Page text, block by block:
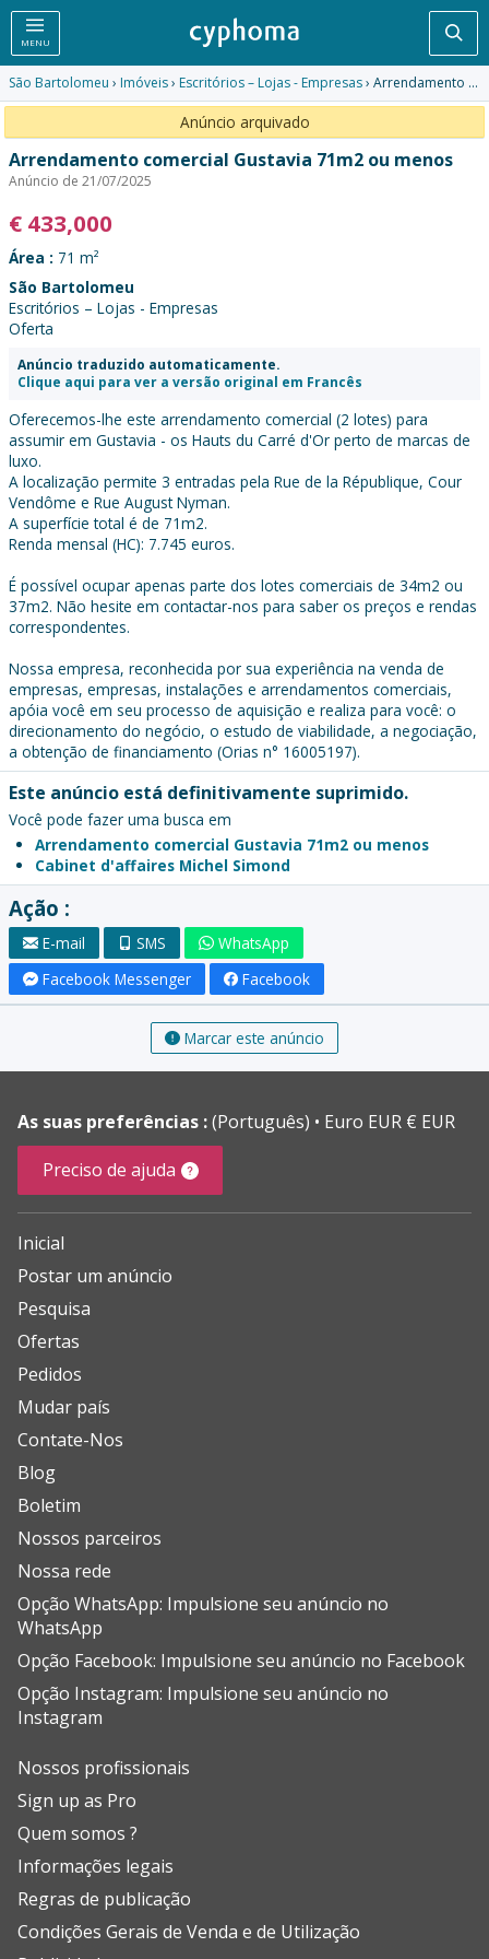
MENU
São Bartolomeu › Imóveis› Escritórios – Lojas - Empresas› Arrendamento comercial Gustavia 71m2 ou menos
Anúncio arquivado
Arrendamento comercial Gustavia 71m2 ou menos
Anúncio de 21/07/2025
€ 433,000
Área : 71 m²
São Bartolomeu
Escritórios – Lojas - Empresas
Oferta
Anúncio traduzido automaticamente.
Clique aqui para ver a versão original em Francês
Oferecemos-lhe este arrendamento comercial (2 lotes) para
assumir em Gustavia - os Hauts du Carré d'Or perto de marcas de
luxo.
A localização permite 3 entradas pela Rue de la République, Cour
Vendôme e Rue August Nyman.
A superfície total é de 71m2.
Renda mensal (HC): 7.745 euros.
É possível ocupar apenas parte dos lotes comerciais de 34m2 ou
37m2. Não hesite em contactar-nos para saber os preços e rendas
correspondentes.
Nossa empresa, reconhecida por sua experiência na venda de
empresas, empresas, instalações e arrendamentos comerciais,
apóia você em seu processo de aquisição e realiza para você: o
direcionamento do negócio, o estudo de viabilidade, a negociação,
a obtenção de financiamento (Orias n° 16005197).
Este anúncio está definitivamente suprimido.
Você pode fazer uma busca em
Arrendamento comercial Gustavia 71m2 ou menos
Cabinet d'affaires Michel Simond
Ação :
E-mail SMS
WhatsApp
Facebook Messenger
Facebook
Marcar este anúncio
As suas preferências :(Português)
Euro EUR € EUR
Preciso de ajuda
Inicial
Postar um anúncio
Pesquisa
Ofertas
Pedidos
Mudar país
Contate-Nos
Blog
Boletim
Nossos parceiros
Nossa rede
Opção WhatsApp: Impulsione seu anúncio no
WhatsApp
Opção Facebook: Impulsione seu anúncio no Facebook
Opção Instagram: Impulsione seu anúncio no
Instagram
Nossos profissionais
Sign up as Pro
Quem somos ?
Informações legais
Regras de publicação
Condições Gerais de Venda e de Utilização